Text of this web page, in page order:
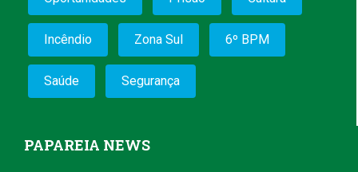
Incêndio Zona Sul 6º BPM
Saúde Segurança
PAPAREIA NEWS